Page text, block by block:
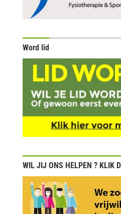
Word lid
WIL JIJ ONS HELPEN ? KLIK